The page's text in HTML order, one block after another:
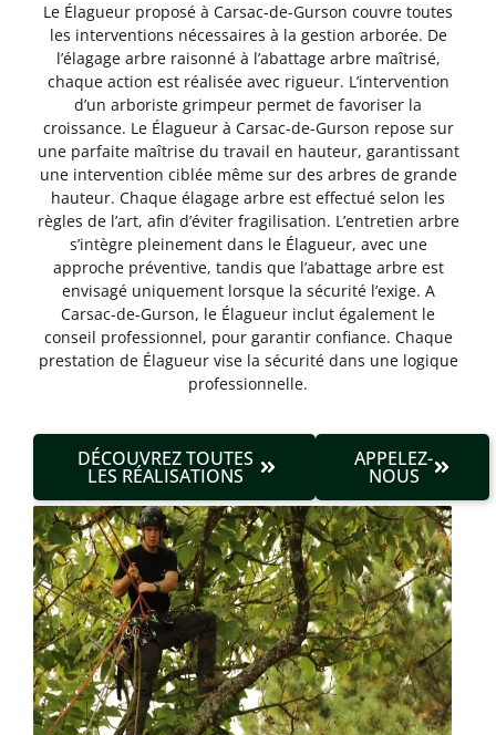
Le Élagueur proposé à Carsac-de-Gurson couvre toutes
les interventions nécessaires à la gestion arborée. De
l’élagage arbre raisonné à l’abattage arbre maîtrisé,
chaque action est réalisée avec rigueur. L’intervention
d’un arboriste grimpeur permet de favoriser la
croissance. Le Élagueur à Carsac-de-Gurson repose sur
une parfaite maîtrise du travail en hauteur, garantissant
une intervention ciblée même sur des arbres de grande
hauteur. Chaque élagage arbre est effectué selon les
règles de l’art, afin d’éviter fragilisation. L’entretien arbre
s’intègre pleinement dans le Élagueur, avec une
approche préventive, tandis que l’abattage arbre est
envisagé uniquement lorsque la sécurité l’exige. A
Carsac-de-Gurson, le Élagueur inclut également le
conseil professionnel, pour garantir confiance. Chaque
prestation de Élagueur vise la sécurité dans une logique
professionnelle.
DÉCOUVREZ TOUTES
LES RÉALISATIONS
APPELEZ-
NOUS